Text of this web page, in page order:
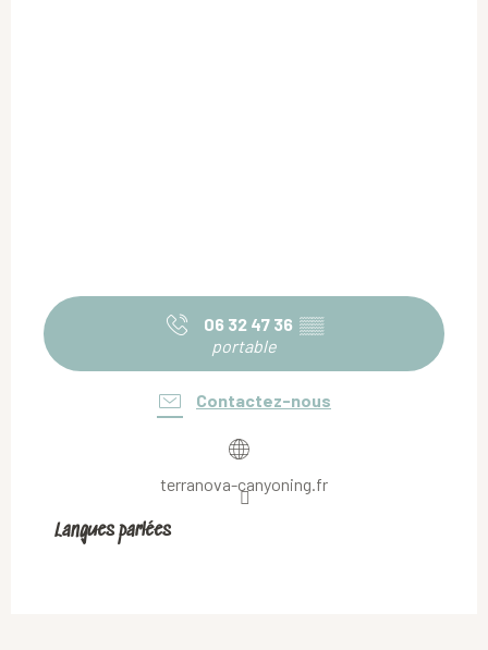
06 32 47 36 ▒▒
portable
Contactez-nous
terranova-canyoning.fr
Langues parlées
Langues parlées